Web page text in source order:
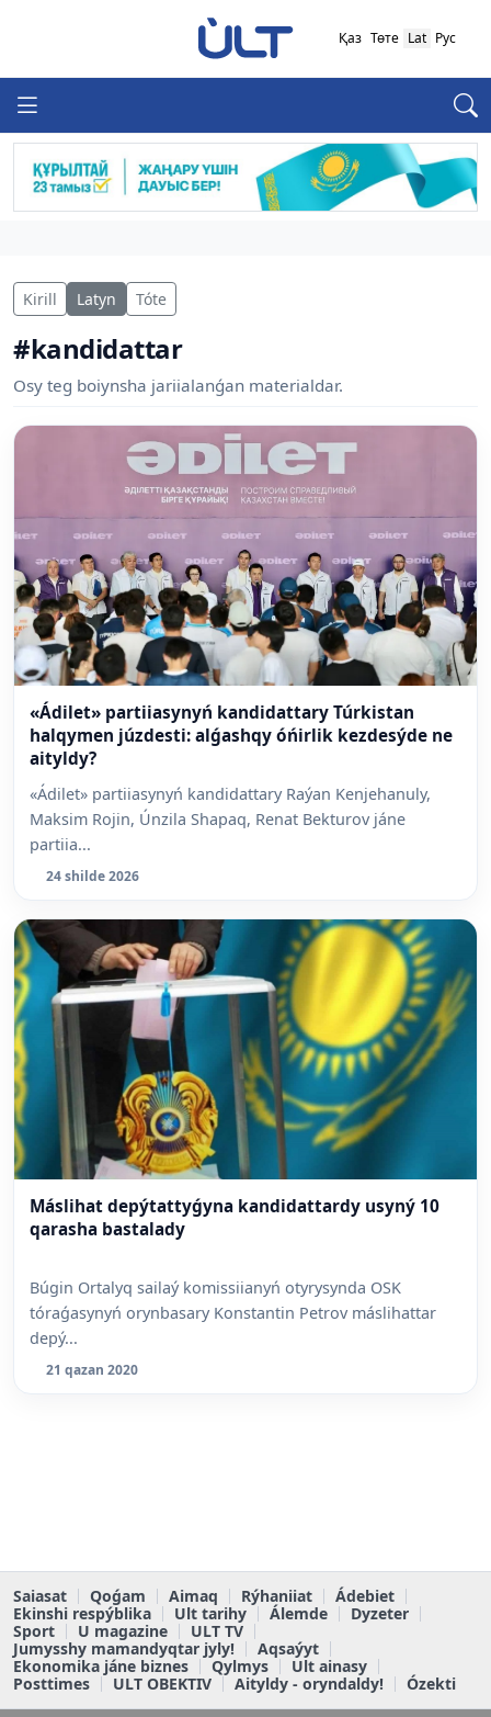
Қаз Төте Lat Рус
Kirill Latyn Tóte
#kandidattar
Osy teg boiynsha jariialanǵan materialdar.
«Ádilet» partiiasynyń kandidattary Túrkistan
halqymen júzdesti: alǵashqy óńirlik kezdesýde ne
aityldy?
«Ádilet» partiiasynyń kandidattary Raýan Kenjehanuly,
Maksim Rojin, Únzila Shapaq, Renat Bekturov jáne
partiia...
24 shilde 2026
Máslihat depýtattyǵyna kandidattardy usyný 10
qarasha bastalady
Búgin Ortalyq sailaý komissiianyń otyrysynda OSK
tóraǵasynyń orynbasary Konstantin Petrov máslihattar
depý...
21 qazan 2020
Saiasat Qoǵam Aimaq Rýhaniiat
Ádebiet
Ekinshi respýblika
Ult tarihy Álemde
Dyzeter
Sport
U magazine
ULT TV
Jumysshy mamandyqtar jyly!
Aqsaýyt
Ekonomika jáne biznes
Qylmys
Ult ainasy
Posttimes
ULT OBEKTIV Aityldy - oryndaldy! Ózekti